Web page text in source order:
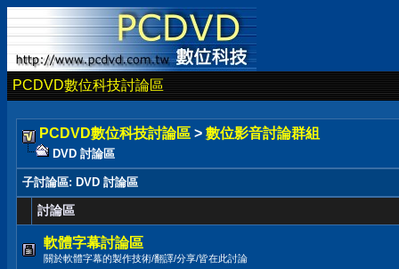
PCDVD數位科技討論區
PCDVD數位科技討論區 > 數位影音討論群組
DVD 討論區
子討論區: DVD 討論區
討論區
軟體字幕討論區
關於軟體字幕的製作技術/翻譯/分享/皆在此討論